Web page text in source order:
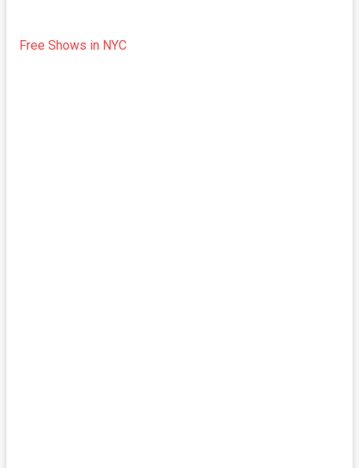
Free Shows in NYC